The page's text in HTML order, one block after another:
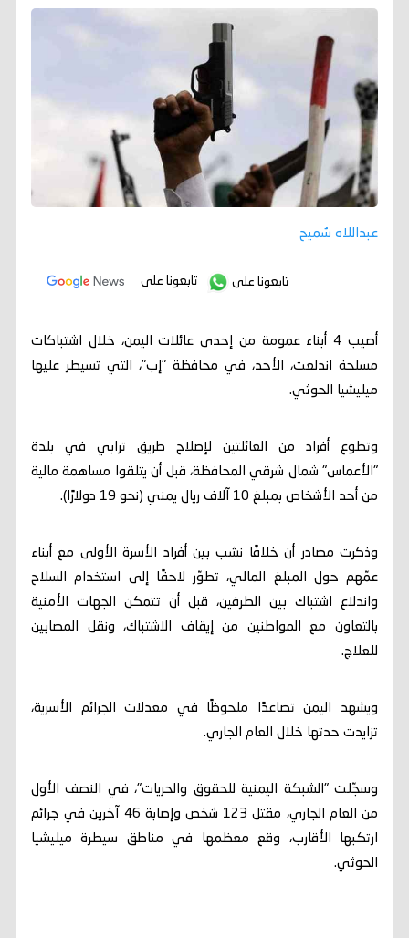
عبداللاه سُميح
تابعونا على تابعونا على
أصيب 4 أبناء عمومة من إحدى عائلات اليمن، خلال اشتباكات
مسلحة اندلعت، الأحد، في محافظة "إب"، التي تسيطر عليها
ميليشيا الحوثي.
وتطوع أفراد من العائلتين لإصلاح طريق ترابي في بلدة
"الأعماس" شمال شرقي المحافظة، قبل أن يتلقوا مساهمة مالية
من أحد الأشخاص بمبلغ 10 آلاف ريال يمني (نحو 19 دولارًا).
وذكرت مصادر أن خلافًا نشب بين أفراد الأسرة الأولى مع أبناء
عمّهم حول المبلغ المالي، تطوّر لاحقًا إلى استخدام السلاح
واندلاع اشتباك بين الطرفين، قبل أن تتمكن الجهات الأمنية
بالتعاون مع المواطنين من إيقاف الاشتباك، ونقل المصابين
للعلاج.
ويشهد اليمن تصاعدًا ملحوظًا في معدلات الجرائم الأسرية،
تزايدت حدتها خلال العام الجاري.
وسجّلت "الشبكة اليمنية للحقوق والحريات"، في النصف الأول
من العام الجاري، مقتل 123 شخص وإصابة 46 آخرين في جرائم
ارتكبها الأقارب، وقع معظمها في مناطق سيطرة ميليشيا
الحوثي.